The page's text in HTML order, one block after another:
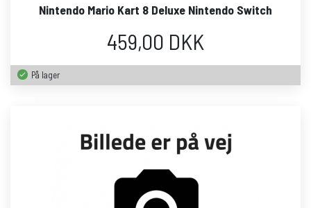
Nintendo Mario Kart 8 Deluxe Nintendo Switch
459,00 DKK
På lager